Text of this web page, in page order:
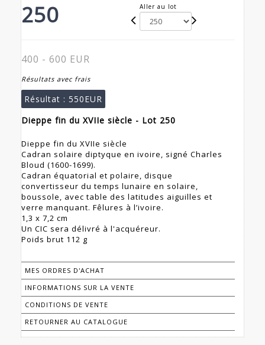
250 Aller au lot
400 - 600 EUR
Résultats avec frais
Résultat : 550EUR
Dieppe fin du XVIIe siècle - Lot 250
Dieppe fin du XVIIe siècle
Cadran solaire diptyque en ivoire, signé Charles
Bloud (1600-1699).
Cadran équatorial et polaire, disque
convertisseur du temps lunaire en solaire,
boussole, avec table des latitudes aiguilles et
verre manquant. Fêlures à l’ivoire.
1,3 x 7,2 cm
Un CIC sera délivré à l'acquéreur.
Poids brut 112 g
MES ORDRES D'ACHAT
INFORMATIONS SUR LA VENTE
CONDITIONS DE VENTE
RETOURNER AU CATALOGUE